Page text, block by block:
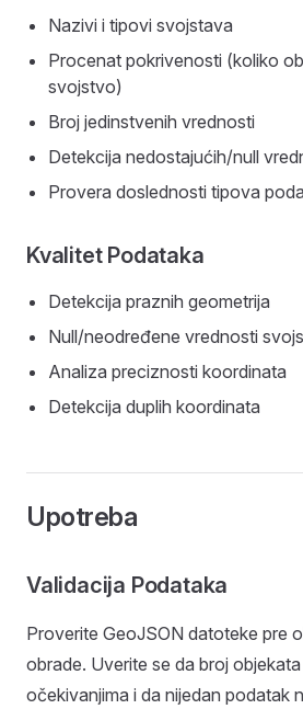
Nazivi i tipovi svojstava
Procenat pokrivenosti (koliko
svojstvo)
Broj jedinstvenih vrednosti
Detekcija nedostajućih/null
Provera doslednosti tipova
Kvalitet Podataka
Detekcija praznih geometrija
Null/neodređene vrednosti
Analiza preciznosti koordinata
Detekcija duplih koordinata
Upotreba
Validacija Podataka
Proverite GeoJSON datoteke pre
obrade. Uverite se da broj
očekivanjima i da nijedan podatak